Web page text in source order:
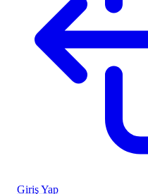
Giriş Yap